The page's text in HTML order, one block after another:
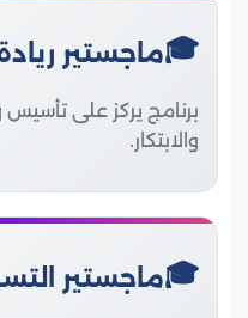
ماجستير
برنامج يركز على تأسيس
والابتكار.
ماجستير